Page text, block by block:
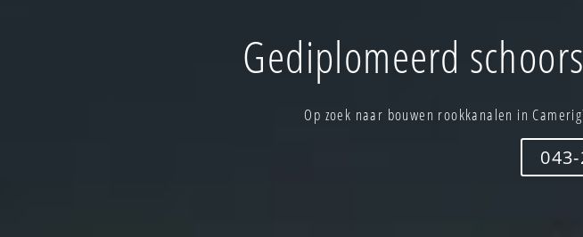
Gediplomeerd
Op zoek naar bouwen rookkanalen in